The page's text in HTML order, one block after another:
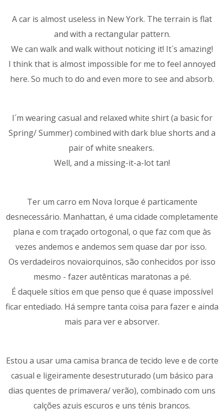
A car is almost useless in New York. The terrain is flat
and with a rectangular pattern.
We can walk and walk without noticing it! It´s amazing!
I think that is almost impossible for me to feel annoyed
here. So much to do and even more to see and absorb.
I´m wearing casual and relaxed white shirt (a basic for
Spring/ Summer) combined with dark blue shorts and a
pair of white sneakers.
Well, and a missing-it-a-lot tan!
Ter um carro em Nova Iorque é particamente
desnecessário. Manhattan, é uma cidade completamente
plana e com traçado ortogonal, o que faz com que às
vezes andemos e andemos sem quase dar por isso.
Os verdadeiros novaiorquinos, são conhecidos por isso
mesmo - fazer autênticas maratonas a pé.
É daquele sítios em que penso que é quase impossível
ficar entediado. Há sempre tanta coisa para fazer e ainda
mais para ver e absorver.
Estou a usar uma camisa branca de tecido leve e de corte
casual e ligeiramente desestruturado (um básico para
dias quentes de primavera/ verão), combinado com uns
calções azuis escuros e uns ténis brancos.